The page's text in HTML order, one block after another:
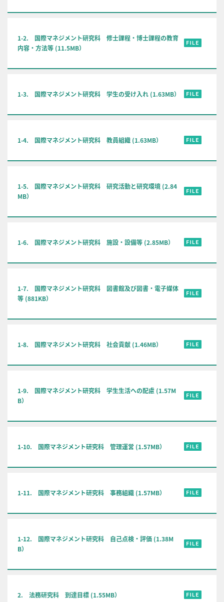
1-2. 国際マネジメント研究科 修士課程・博士課程の教育
内容・方法等 (11.5MB）
1-3. 国際マネジメント研究科 学生の受け入れ (1.63MB）
1-4. 国際マネジメント研究科 教員組織 (1.63MB）
1-5. 国際マネジメント研究科 研究活動と研究環境 (2.84
MB）
1-6. 国際マネジメント研究科 施設・設備等 (2.85MB）
1-7. 国際マネジメント研究科 図書館及び図書・電子媒体
等 (881KB）
1-8. 国際マネジメント研究科 社会貢献 (1.46MB）
1-9. 国際マネジメント研究科 学生生活への配慮 (1.57M
B）
1-10. 国際マネジメント研究科 管理運営 (1.57MB）
1-11. 国際マネジメント研究科 事務組織 (1.57MB）
1-12. 国際マネジメント研究科 自己点検・評価 (1.38M
B）
2. 法務研究科 到達目標 (1.55MB）